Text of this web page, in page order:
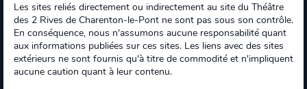
Les sites reliés directement ou indirectement au site du Théâtre
des 2 Rives de Charenton-le-Pont ne sont pas sous son contrôle.
En conséquence, nous n'assumons aucune responsabilité quant
aux informations publiées sur ces sites. Les liens avec des sites
extérieurs ne sont fournis qu'à titre de commodité et n'impliquent
aucune caution quant à leur contenu.